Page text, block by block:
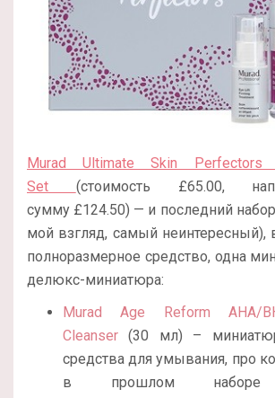
Murad Ultimate Skin Perfectors
Set (стоимость £65.00,
сумму £124.50) — и последний
мой взгляд, самый неинтересный),
полноразмерное средство, одна
делюкс-миниатюра:
Murad Age Reform AHA/
Cleanser (30 мл) –
средства для умывания, про
в прошлом наборе